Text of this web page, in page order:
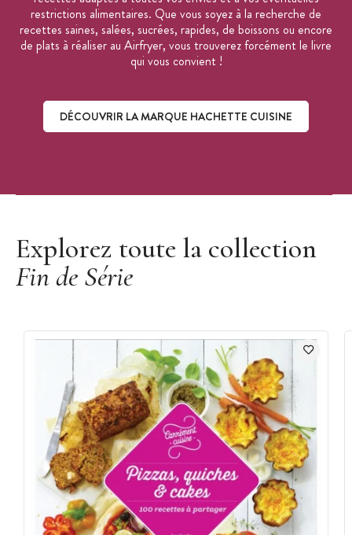
restrictions alimentaires. Que vous soyez à la recherche de
recettes saines, salées, sucrées, rapides, de boissons ou encore
de plats à réaliser au Airfryer, vous trouverez forcément le livre
qui vous convient !
DÉCOUVRIR LA MARQUE HACHETTE CUISINE
Explorez toute la collection
Fin de Série